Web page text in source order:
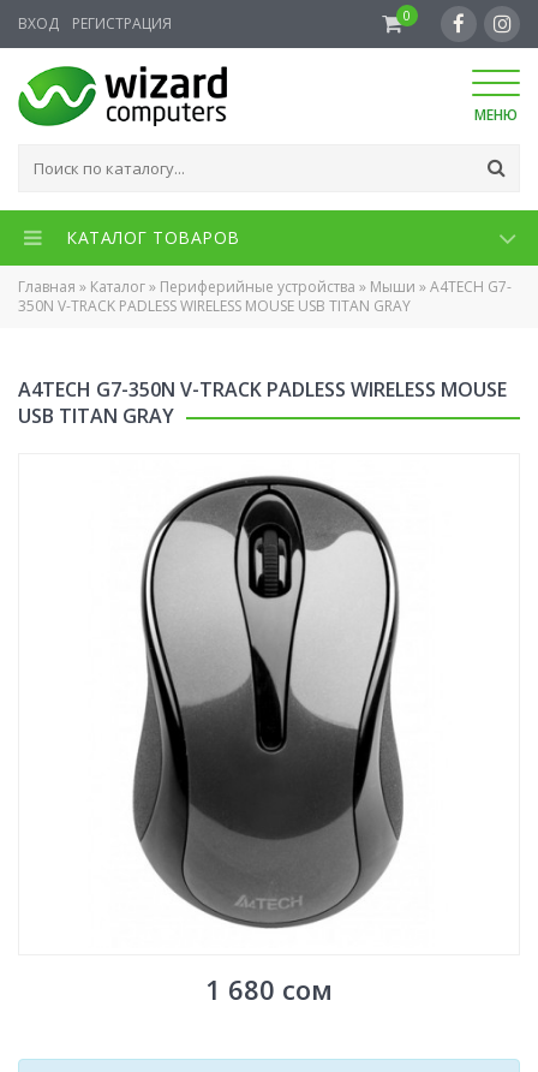
ВХОД РЕГИСТРАЦИЯ 0
МЕНЮ
КАТАЛОГ ТОВАРОВ
Главная » Каталог» Периферийные устройства » Мыши »A4TECH G7-
350N V-TRACK PADLESS WIRELESS MOUSE USB TITAN GRAY
A4TECH G7-350N V-TRACK PADLESS WIRELESS MOUSE
USB TITAN GRAY
1 680 сом